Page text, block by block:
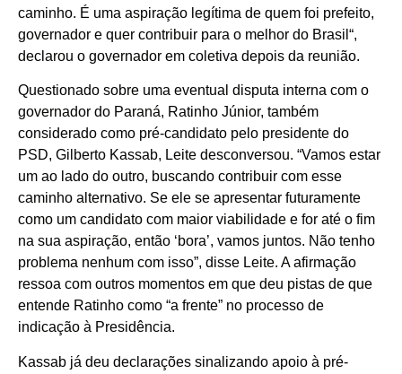
caminho. É uma aspiração legítima de quem foi prefeito,
governador e quer contribuir para o melhor do Brasil“,
declarou o governador em coletiva depois da reunião.
Questionado sobre uma eventual disputa interna com o
governador do Paraná, Ratinho Júnior, também
considerado como pré-candidato pelo presidente do
PSD, Gilberto Kassab, Leite desconversou. “Vamos estar
um ao lado do outro, buscando contribuir com esse
caminho alternativo. Se ele se apresentar futuramente
como um candidato com maior viabilidade e for até o fim
na sua aspiração, então ‘bora’, vamos juntos. Não tenho
problema nenhum com isso”, disse Leite. A afirmação
ressoa com outros momentos em que deu pistas de que
entende Ratinho como “a frente” no processo de
indicação à Presidência.
Kassab já deu declarações sinalizando apoio à pré-